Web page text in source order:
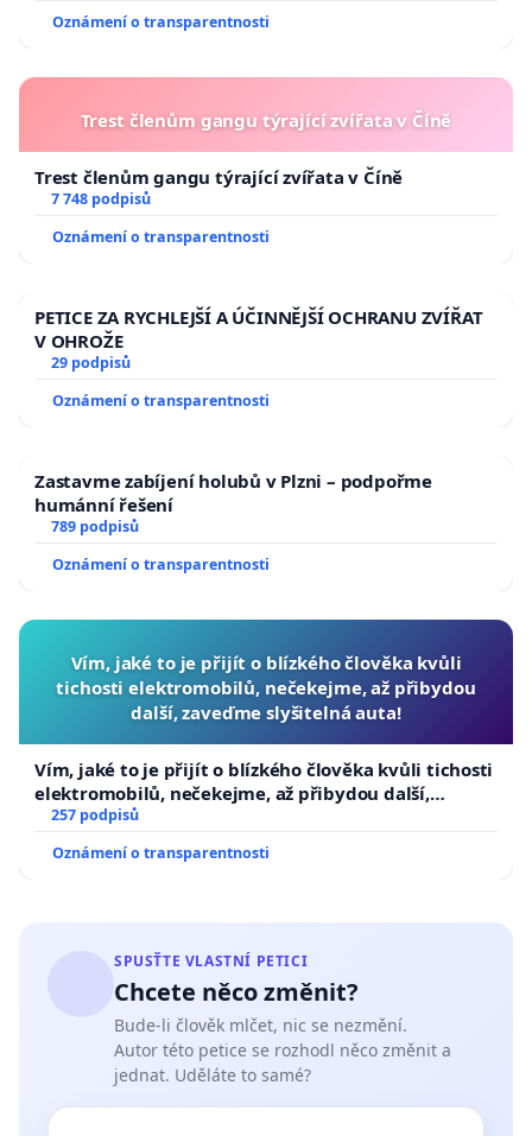
Oznámení o transparentnosti
Trest členům gangu týrající zvířata v Číně
Trest členům gangu týrající zvířata v Číně
7 748 podpisů
Oznámení o transparentnosti
PETICE ZA RYCHLEJŠÍ A ÚČINNĚJŠÍ OCHRANU ZVÍŘAT
V OHROŽE
29 podpisů
Oznámení o transparentnosti
Zastavme zabíjení holubů v Plzni – podpořme
humánní řešení
789 podpisů
Oznámení o transparentnosti
Vím, jaké to je přijít o blízkého člověka kvůli
tichosti elektromobilů, nečekejme, až přibydou
další, zaveďme slyšitelná auta!
Vím, jaké to je přijít o blízkého člověka kvůli tichosti
elektromobilů, nečekejme, až přibydou další,
zaveďme slyšitelná auta!
257 podpisů
Oznámení o transparentnosti
SPUSŤTE VLASTNÍ PETICI
Chcete něco změnit?
Bude-li člověk mlčet, nic se nezmění.
Autor této petice se rozhodl něco změnit a
jednat. Uděláte to samé?